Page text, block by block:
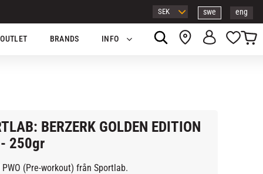
swe eng
OUTLET BRANDS INFO
BERZERK GOLDEN EDITION
- 250gr
(Pre-workout) från Sportlab.